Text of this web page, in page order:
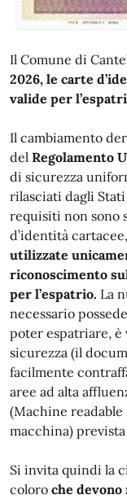
Il Comune di
2026, le carte
valide per
Il cambiamento
del Regolamento
di sicurezza
rilasciati dagli Stati
requisiti non sono
d’identità
utilizzate
riconoscimento
per l’espatrio. La
necessario
poter espatriare, è
sicurezza (il
facilmente
aree ad alta
(Machine readable
macchina)
Si invita quindi la
coloro che devono